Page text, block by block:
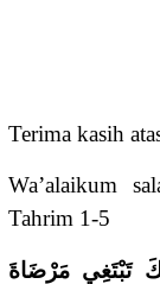
Terima kasih
Wa’alaikum
Tahrim 1-5
تَبْتَغِي مَرْضَاةَ